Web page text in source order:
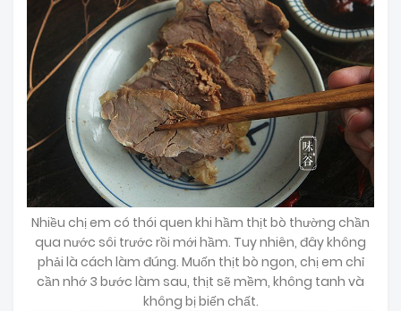
Nhiều chị em có thói quen khi hầm thịt bò thường chần
qua nước sôi trước rồi mới hầm. Tuy nhiên, đây không
phải là cách làm đúng. Muốn thịt bò ngon, chị em chỉ
cần nhớ 3 bước làm sau, thịt sẽ mềm, không tanh và
không bị biến chất.